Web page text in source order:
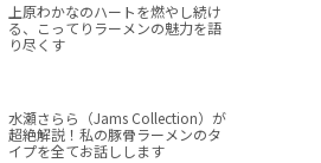
上原わかなのハートを燃やし続け
る、こってりラーメンの魅力を語
り尽くす
水瀬さらら（Jams Collection）が
超絶解説！私の豚骨ラーメンのタ
イプを全てお話しします